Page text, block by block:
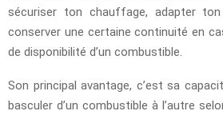
sécuriser ton chauffage, adapter ton
conserver une certaine continuité en
de disponibilité d’un combustible.
Son principal avantage, c’est sa
basculer d’un combustible à l’autre